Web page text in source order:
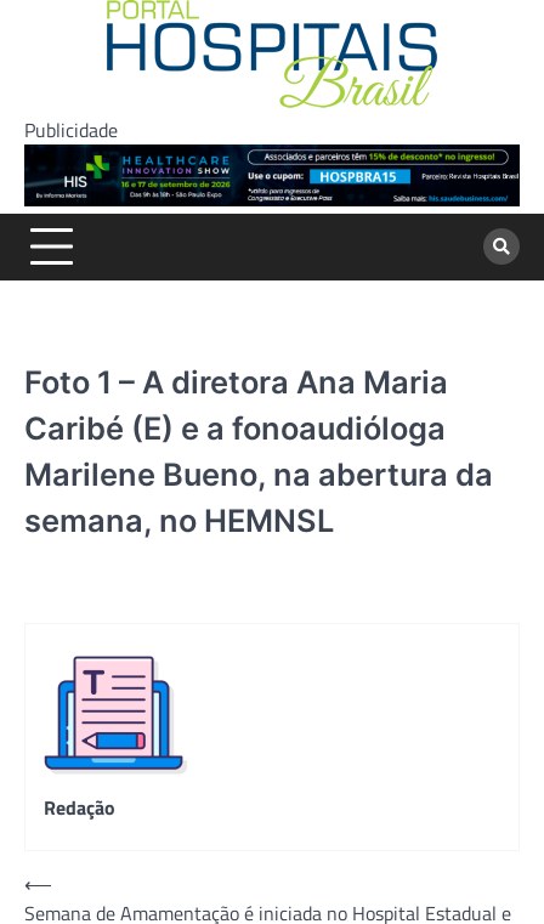
Publicidade
Foto 1 – A diretora Ana Maria
Caribé (E) e a fonoaudióloga
Marilene Bueno, na abertura da
semana, no HEMNSL
Redação
Navegação
⟵
Semana de Amamentação é iniciada no Hospital Estadual e